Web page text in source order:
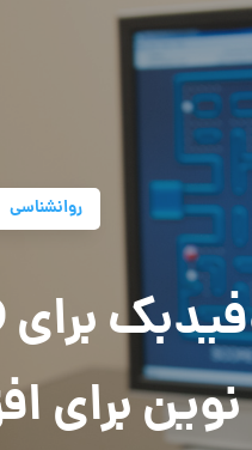
روانشناسی
برای